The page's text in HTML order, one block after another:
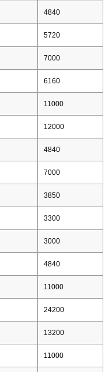
4840
5720
7000
6160
11000
12000
4840
7000
3850
3300
3000
4840
11000
24200
13200
11000